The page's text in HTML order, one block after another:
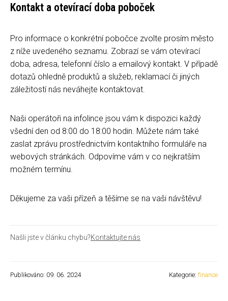
Kontakt a otevírací doba poboček
Pro informace o konkrétní pobočce zvolte prosím město
z níže uvedeného seznamu. Zobrazí se vám otevírací
doba, adresa, telefonní číslo a emailový kontakt. V případě
dotazů ohledně produktů a služeb, reklamací či jiných
záležitostí nás neváhejte kontaktovat.
Naši operátoři na infolince jsou vám k dispozici každý
všední den od 8:00 do 18:00 hodin. Můžete nám také
zaslat zprávu prostřednictvím kontaktního formuláře na
webových stránkách. Odpovíme vám v co nejkratším
možném termínu.
Děkujeme za vaši přízeň a těšíme se na vaši návštěvu!
Našli jste v článku chybu?Kontaktujte nás
Publikováno: 09. 06. 2024 Kategorie: finance